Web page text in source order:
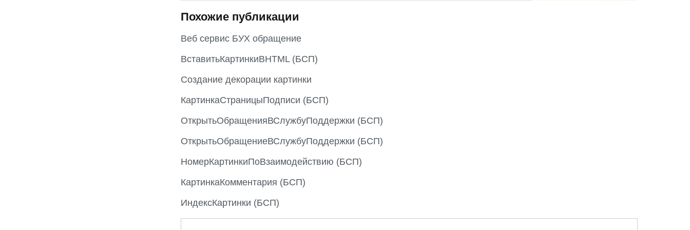
Похожие публикации
Веб сервис БУХ обращение
ВставитьКартинкиВHTML (БСП)
Создание декорации картинки
КартинкаСтраницыПодписи (БСП)
ОткрытьОбращенияВСлужбуПоддержки (БСП)
ОткрытьОбращениеВСлужбуПоддержки (БСП)
НомерКартинкиПоВзаимодействию (БСП)
КартинкаКомментария (БСП)
ИндексКартинки (БСП)